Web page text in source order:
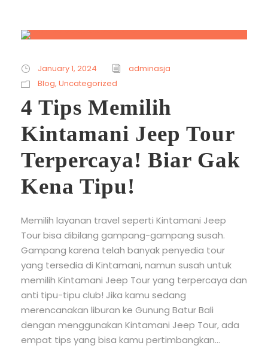
January 1, 2024
adminasja
Blog, Uncategorized
4 Tips Memilih
Kintamani Jeep Tour
Terpercaya! Biar Gak
Kena Tipu!
Memilih layanan travel seperti Kintamani Jeep
Tour bisa dibilang gampang-gampang susah.
Gampang karena telah banyak penyedia tour
yang tersedia di Kintamani, namun susah untuk
memilih Kintamani Jeep Tour yang terpercaya dan
anti tipu-tipu club! Jika kamu sedang
merencanakan liburan ke Gunung Batur Bali
dengan menggunakan Kintamani Jeep Tour, ada
empat tips yang bisa kamu pertimbangkan...